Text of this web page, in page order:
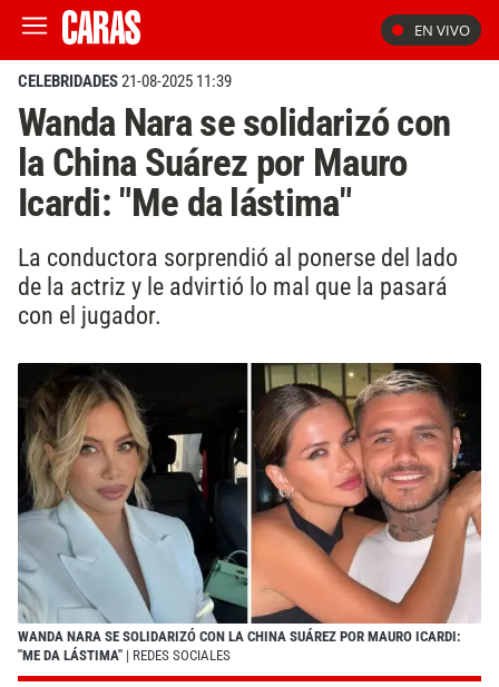
EN VIVO
CELEBRIDADES21-08-2025 11:39
Wanda Nara se solidarizó con
la China Suárez por Mauro
Icardi: "Me da lástima"
La conductora sorprendió al ponerse del lado
de la actriz y le advirtió lo mal que la pasará
con el jugador.
WANDA NARA SE SOLIDARIZÓ CON LA CHINA SUÁREZ POR MAURO ICARDI:
"ME DA LÁSTIMA" | REDES SOCIALES